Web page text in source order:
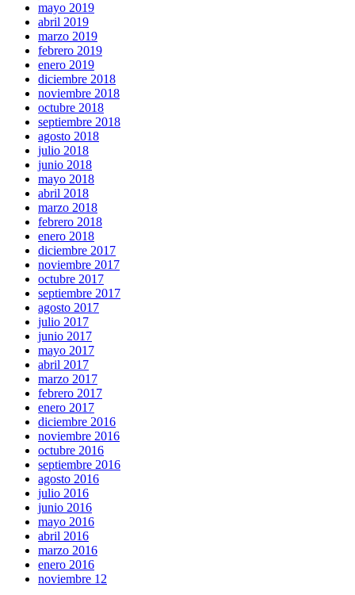
mayo 2019
abril 2019
marzo 2019
febrero 2019
enero 2019
diciembre 2018
noviembre 2018
octubre 2018
septiembre 2018
agosto 2018
julio 2018
junio 2018
mayo 2018
abril 2018
marzo 2018
febrero 2018
enero 2018
diciembre 2017
noviembre 2017
octubre 2017
septiembre 2017
agosto 2017
julio 2017
junio 2017
mayo 2017
abril 2017
marzo 2017
febrero 2017
enero 2017
diciembre 2016
noviembre 2016
octubre 2016
septiembre 2016
agosto 2016
julio 2016
junio 2016
mayo 2016
abril 2016
marzo 2016
enero 2016
noviembre 12